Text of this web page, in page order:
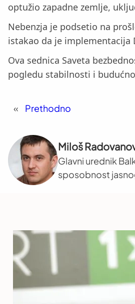
optužio zapadne zemlje,
Nebenzja je podsetio na
istakao da je
Ova sednica Saveta
pogledu stabilnosti i
« Prethodno
Miloš
Glavni urednik
sposobnost